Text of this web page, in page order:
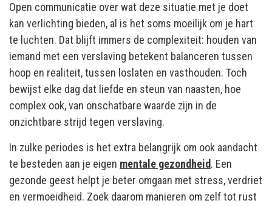
Open communicatie over wat deze situatie met je doet
kan verlichting bieden, al is het soms moeilijk om je hart
te luchten. Dat blijft immers de complexiteit: houden van
iemand met een verslaving betekent balanceren tussen
hoop en realiteit, tussen loslaten en vasthouden. Toch
bewijst elke dag dat liefde en steun van naasten, hoe
complex ook, van onschatbare waarde zijn in de
onzichtbare strijd tegen verslaving.
In zulke periodes is het extra belangrijk om ook aandacht
te besteden aan je eigen mentale gezondheid. Een
gezonde geest helpt je beter omgaan met stress, verdriet
en vermoeidheid. Zoek daarom manieren om zelf tot rust